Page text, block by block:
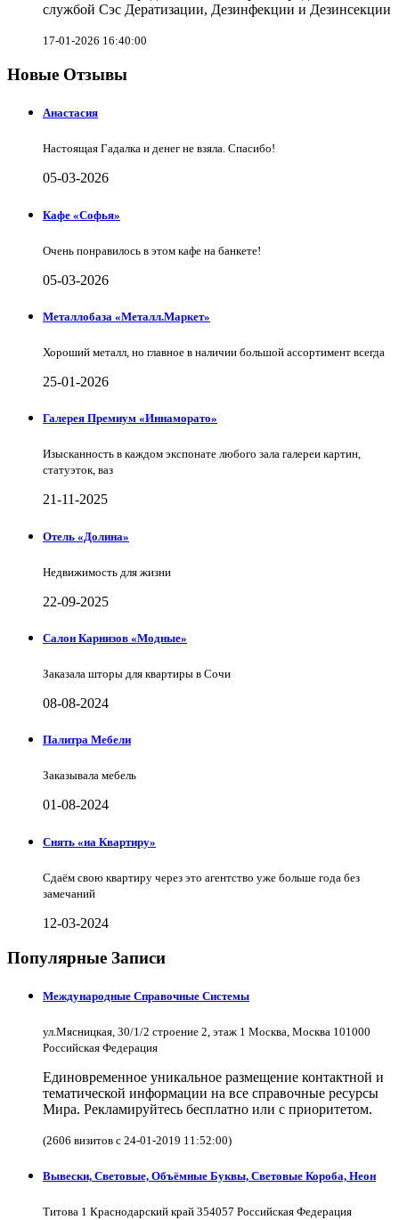
службой Сэс Дератизации, Дезинфекции и Дезинсекции
17-01-2026 16:40:00
Новые Отзывы
Анастасия
Настоящая Гадалка и денег не взяла. Спасибо!
05-03-2026
Кафе «Софья»
Очень понравилось в этом кафе на банкете!
05-03-2026
Металлобаза «Металл.Маркет»
Хороший металл, но главное в наличии большой ассортимент всегда
25-01-2026
Галерея Премиум «Иннаморато»
Изысканность в каждом экспонате любого зала галереи картин,
статуэток, ваз
21-11-2025
Отель «Долина»
Недвижимость для жизни
22-09-2025
Салон Карнизов «Модные»
Заказала шторы для квартиры в Сочи
08-08-2024
Палитра Мебели
Заказывала мебель
01-08-2024
Снять «на Квартиру»
Сдаём свою квартиру через это агентство уже больше года без
замечаний
12-03-2024
Популярные Записи
Международные Справочные Системы
ул.Мясницкая, 30/1/2 строение 2, этаж 1 Москва, Москва 101000
Российская Федерация
Единовременное уникальное размещение контактной и
тематической информации на все справочные ресурсы
Мира. Рекламируйтесь бесплатно или с приоритетом.
(2606 визитов с 24-01-2019 11:52:00)
Вывески, Световые, Объёмные Буквы, Световые Короба, Неон
Титова 1 Краснодарский край 354057 Российская Федерация